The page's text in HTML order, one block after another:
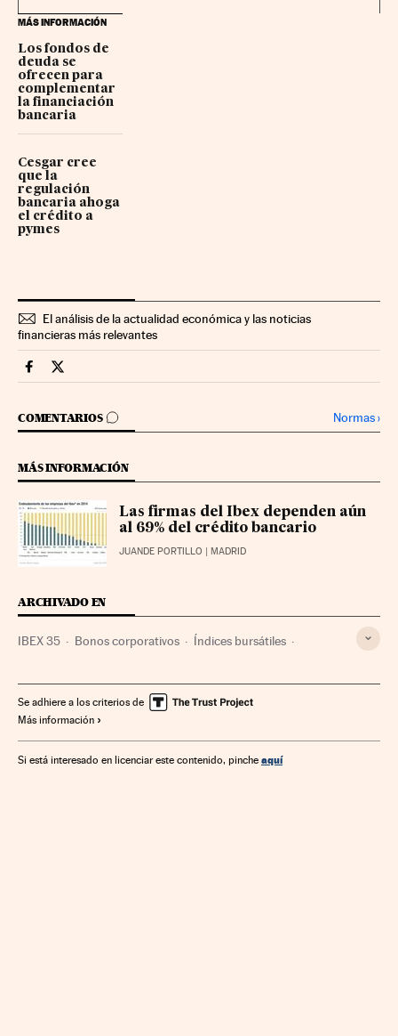
MÁS INFORMACIÓN
Los fondos de
deuda se
ofrecen para
complementar
la financiación
bancaria
Cesgar cree
que la
regulación
bancaria ahoga
el crédito a
pymes
El análisis de la actualidad económica y las noticias
financieras más relevantes
Mercados Financieros Cinco Días en Facebook
Mercados Financieros Cinco Días en Twitter
COMENTARIOS
IR A LOS COMENTARIOS Normas›
MÁS INFORMACIÓN
Las firmas del Ibex dependen aún
al 69% del crédito bancario
JUANDE PORTILLO | MADRID
ARCHIVADO EN
IBEX 35 Bonos corporativos Índices bursátiles
Endeudamiento empresarial Crédito empresas
Servicios bancarios Banca Economía Finanzas
Se adhiere a los criterios de
Más información
Si está interesado en licenciar este contenido, pinche aquí